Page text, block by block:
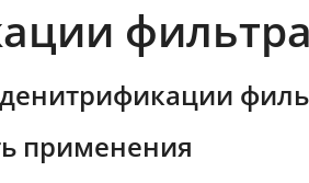
применения